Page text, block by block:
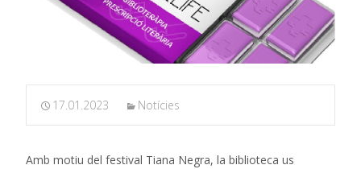
17.01.2023 Notícies
Amb motiu del festival Tiana Negra, la biblioteca us